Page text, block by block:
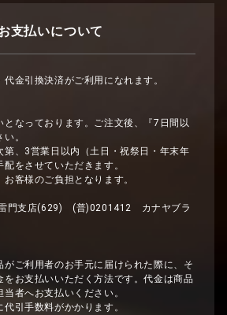
支払いについて
金引換決済がご利用になれます。
となっております。ご注文後、『7日間以
。
第、3営業日以内（土日・祝祭日・年末年
をさせていただきます。
客様のご負担となります。
雷門支店(629) (普)0201412 カナヤブラ
がご利用者のお手元に届けられた際に、そ
をお支払いいただく方法です。代金は商品
者へお支払いください。
引手数料がかかります。